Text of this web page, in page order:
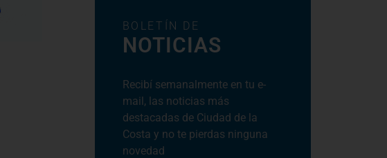
BOLETÍN DE
NOTICIAS
Recibí semanalmente en tu e-
mail, las noticias más
destacadas de Ciudad de la
Costa y no te pierdas ninguna
novedad